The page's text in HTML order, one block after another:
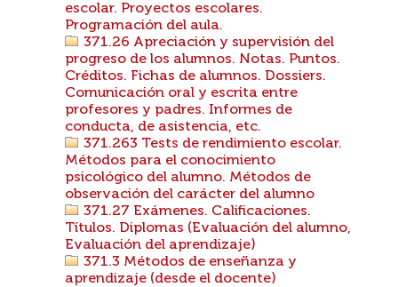
escolar. Proyectos escolares.
Programación del aula.
371.26 Apreciación y supervisión del
progreso de los alumnos. Notas. Puntos.
Créditos. Fichas de alumnos. Dossiers.
Comunicación oral y escrita entre
profesores y padres. Informes de
conducta, de asistencia, etc.
371.263 Tests de rendimiento escolar.
Métodos para el conocimiento
psicológico del alumno. Métodos de
observación del carácter del alumno
371.27 Exámenes. Calificaciones.
Títulos. Diplomas (Evaluación del alumno,
Evaluación del aprendizaje)
371.3 Métodos de enseñanza y
aprendizaje (desde el docente)